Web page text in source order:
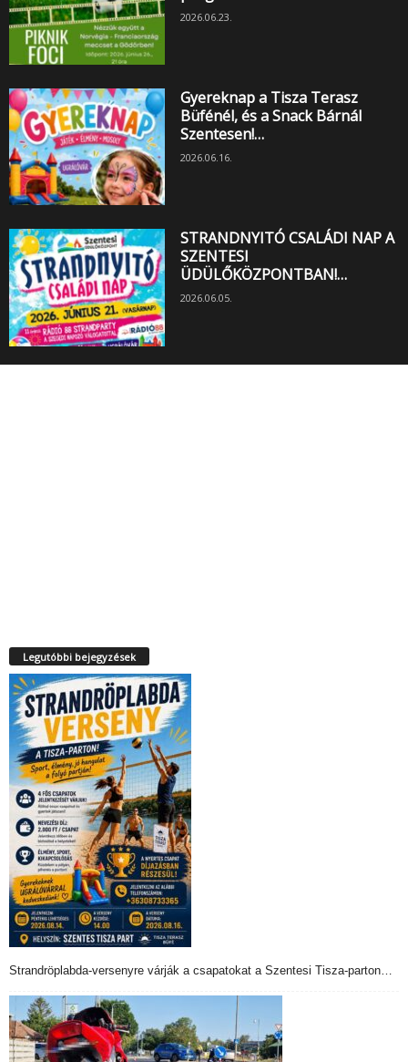
2026.06.23.
Gyereknap a Tisza Terasz
Büfénél, és a Snack Bárnál
Szentesen!…
2026.06.16.
STRANDNYITÓ CSALÁDI NAP A
SZENTESI
ÜDÜLŐKÖZPONTBAN!…
2026.06.05.
Legutóbbi bejegyzések
Strandröplabda-versenyre várják a csapatokat a Szentesi Tisza-parton…